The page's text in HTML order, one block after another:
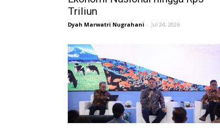
Triliun
Dyah Marwatri Nugrahani - Jul 24, 2026